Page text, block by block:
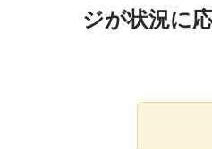
ジが状況に